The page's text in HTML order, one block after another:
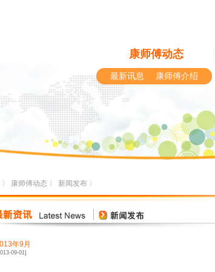
康师傅动态
最新讯息 康师傅介绍
〉 康师傅动态 〉 新闻发布 〉
年9月
09-01]